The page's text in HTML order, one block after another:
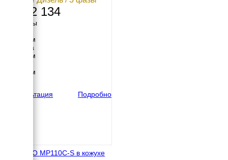
4 052 134
Размеры
2950 мм
Ширина
1056 мм
1900 мм
Консультация
Подробно
ENERGO MP110C-S в кожухе